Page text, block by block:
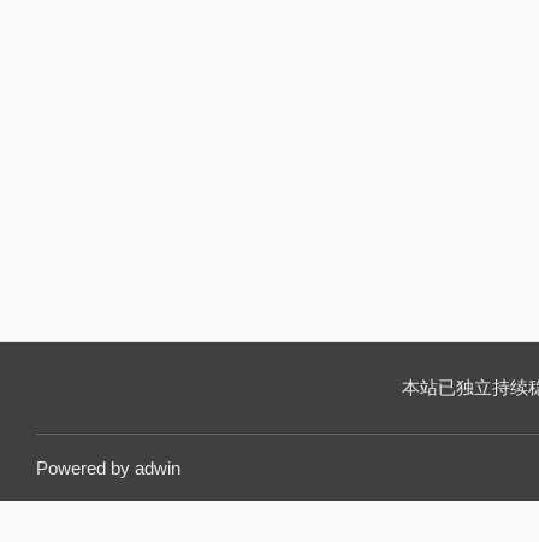
本站已独立持续
Powered by adwin